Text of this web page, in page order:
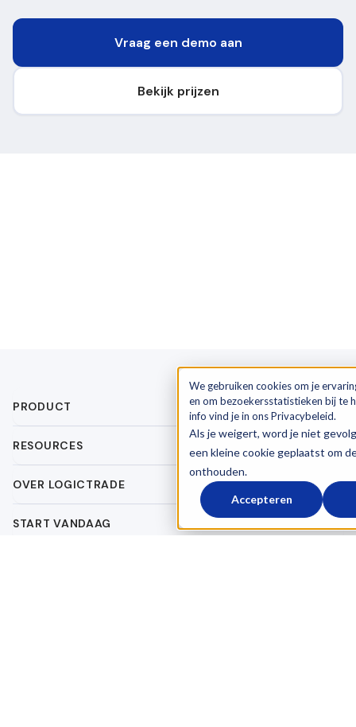
We gebruiken cookies om je
en om bezoekersstatistieken bij te
info vind je in ons Privacybeleid.
Als je weigert, word je niet
een kleine cookie geplaatst om
onthouden.
Accepteren
Vraag een demo aan
Bekijk prijzen
PRODUCT
RESOURCES
OVER LOGICTRADE
START VANDAAG